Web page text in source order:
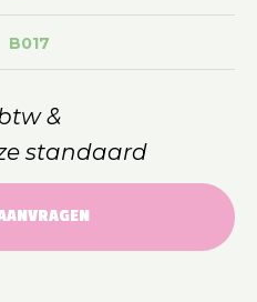
B017
&
standaard